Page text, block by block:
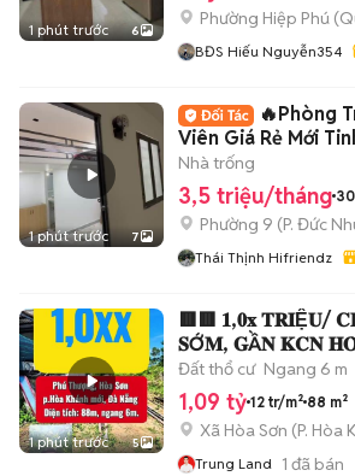
1 phút trước 6
Phường Hiệp Phú
BĐS Hiếu Nguyễn354
1 phút trước 7
🔥Phòng
Viên Giá Rẻ Mới
Phú Nhuận
Nhà trống
3,5 triệu/tháng
Phường 9 (P. Đức
Thái Thịnh Hifriendz
1 phút trước 5
🟥🟥 𝟏,𝟎𝐱 𝐓𝐑𝐈Ệ𝐔/
𝐒Ớ𝐌, 𝐆Ầ𝐍 𝐊𝐂𝐍
Đất thổ cư Ngang 6 m
1,09 tỷ 12 tr/m² 88 m²
Xã Hòa Sơn (P. Hòa
Trung Land 1 đã bán